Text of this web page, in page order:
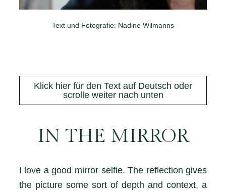
Text und Fotografie: Nadine Wilmanns
Klick hier für den Text auf Deutsch oder
scrolle weiter nach unten
IN THE MIRROR
I love a good mirror selfie. The reflection gives
the picture some sort of depth and context, a